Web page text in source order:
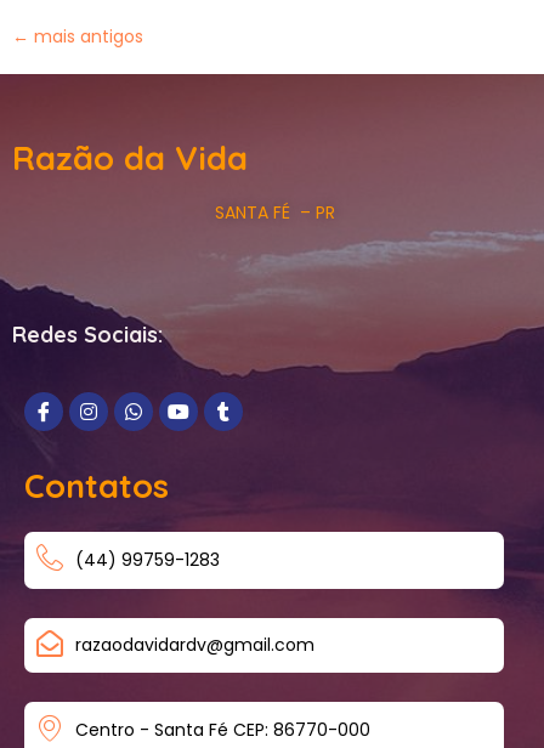
← mais antigos
Razão da Vida
SANTA FÉ – PR
Redes Sociais:
Contatos
(44) 99759-1283
razaodavidardv@gmail.com
Centro - Santa Fé CEP: 86770-000